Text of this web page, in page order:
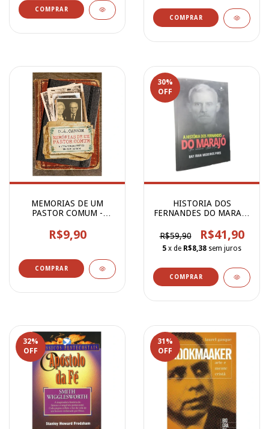
MEMORIAS DE UM
PASTOR COMUM -
R$9,90
30%
OFF
HISTORIA DOS
FERNANDES DO MARAJO
R$59,90
R$41,90
5 x de R$8,38 sem juros
32%
OFF
31 %
OFF